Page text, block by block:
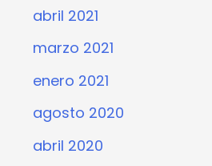
abril 2021
marzo 2021
enero 2021
agosto 2020
abril 2020